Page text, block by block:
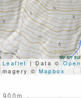
Leaflet| Data ©
magery ©Mapbox